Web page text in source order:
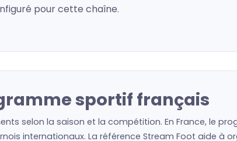
pour cette chaîne.
sportif français
selon la saison et la compétition. En France, le
internationaux. La référence Stream Foot aide à